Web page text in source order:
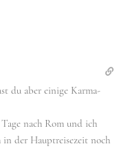
du aber einige Karma-
nach Rom und ich
in der Hauptreisezeit noch